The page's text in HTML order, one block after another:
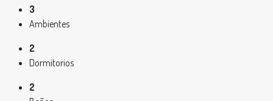
3
Ambientes
2
Dormitorios
2